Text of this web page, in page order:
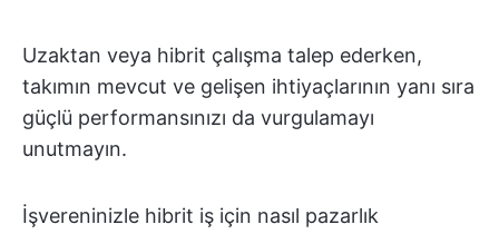
Uzaktan veya hibrit çalışma talep ederken,
takımın mevcut ve gelişen ihtiyaçlarının yanı sıra
güçlü performansınızı da vurgulamayı
unutmayın.
İşvereninizle hibrit iş için nasıl pazarlık